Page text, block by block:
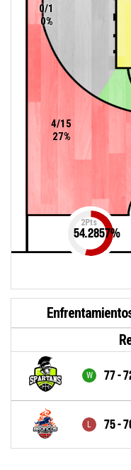
4/15
27%
0/1
0%
2Pts
54.2857%
77 -
75 -